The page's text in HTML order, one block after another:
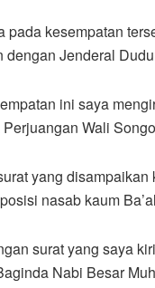
pada kesempatan
dengan Jenderal
ini saya
Wali
yang
nasab kaum
surat yang saya
Nabi Besar